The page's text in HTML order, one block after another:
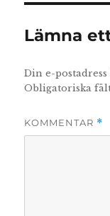
Lämna
Din e-
Obligatoriska
KOMMENTAR *